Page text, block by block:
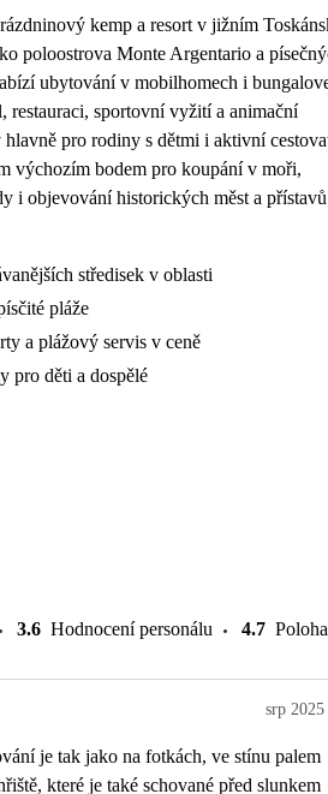
kemp a resort v jižním
poloostrova Monte Argentario a
ubytování v mobilhomech i
restauraci, sportovní vyžití a animační
pro rodiny s dětmi i aktivní
výchozím bodem pro koupání v moři,
i objevování historických měst a přístavů
středisek v oblasti
pláže
a plážový servis v ceně
pro děti a dospělé
3.6 Hodnocení personálu 4.7 Poloha
srp 2025
je tak jako na fotkách, ve stínu palem
které je také schované před slunkem